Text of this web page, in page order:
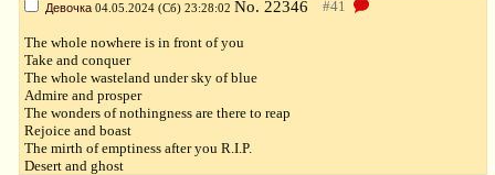
Девочка 04.05.2024 (Сб) 23:28:02 No. 22346
The whole nowhere is in front of you
Take and conquer
The whole wasteland under sky of blue
Admire and prosper
The wonders of nothingness are there to reap
Rejoice and boast
The mirth of emptiness after you R.I.P.
Desert and ghost